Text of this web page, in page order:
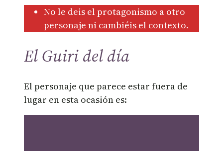
No le deis el protagonismo a otro
personaje ni cambiéis el contexto.
El Guiri del día
El personaje que parece estar fuera de
lugar en esta ocasión es: